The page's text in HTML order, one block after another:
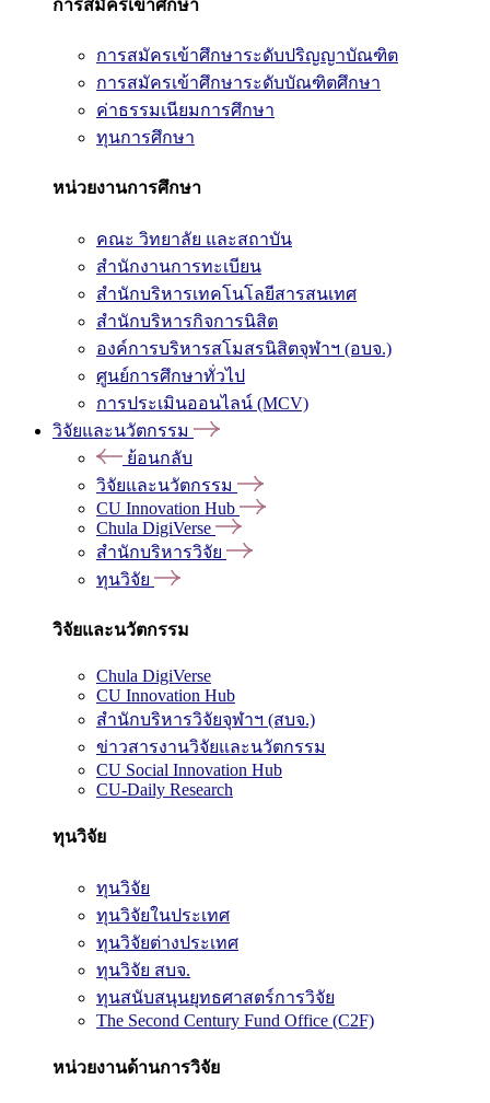
การสมัครเข้าศึกษา
การสมัครเข้าศึกษาระดับปริญญาบัณฑิต
การสมัครเข้าศึกษาระดับบัณฑิตศึกษา
ค่าธรรมเนียมการศึกษา
ทุนการศึกษา
หน่วยงานการศึกษา
คณะ วิทยาลัย และสถาบัน
สำนักงานการทะเบียน
สำนักบริหารเทคโนโลยีสารสนเทศ
สำนักบริหารกิจการนิสิต
องค์การบริหารสโมสรนิสิตจุฬาฯ (อบจ.)
ศูนย์การศึกษาทั่วไป
การประเมินออนไลน์ (MCV)
วิจัยและนวัตกรรม
ย้อนกลับ
วิจัยและนวัตกรรม
CU Innovation Hub
Chula DigiVerse
สำนักบริหารวิจัย
ทุนวิจัย
วิจัยและนวัตกรรม
Chula DigiVerse
CU Innovation Hub
สำนักบริหารวิจัยจุฬาฯ (สบจ.)
ข่าวสารงานวิจัยและนวัตกรรม
CU Social Innovation Hub
CU-Daily Research
ทุนวิจัย
ทุนวิจัย
ทุนวิจัยในประเทศ
ทุนวิจัยต่างประเทศ
ทุนวิจัย สบจ.
ทุนสนับสนุนยุทธศาสตร์การวิจัย
The Second Century Fund Office (C2F)
หน่วยงานด้านการวิจัย